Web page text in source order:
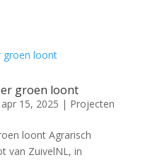
groen loont
apr 15, 2025 | Projecten
loont Agrarisch
van ZuivelNL, in